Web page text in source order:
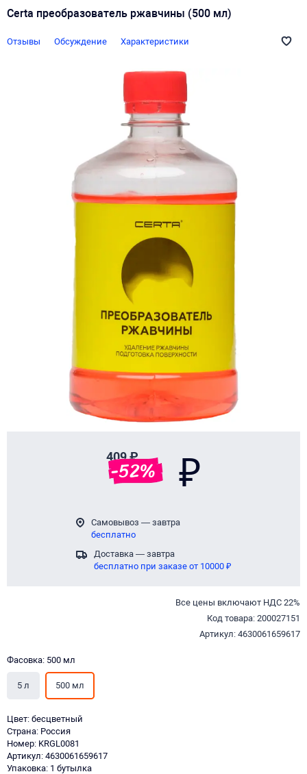
Certa преобразователь ржавчины (500 мл)
Отзывы Обсуждение Характеристики
409 ₽
-52% ₽
Самовывоз — завтра
бесплатно
Доставка — завтра
бесплатно при заказе от 10000 ₽
Все цены включают НДС 22%
Код товара: 200027151
Артикул: 4630061659617
Фасовка: 500 мл
5 л 500 мл
Цвет: бесцветный
Страна: Россия
Номер: KRGL0081
Артикул: 4630061659617
Упаковка: 1 бутылка